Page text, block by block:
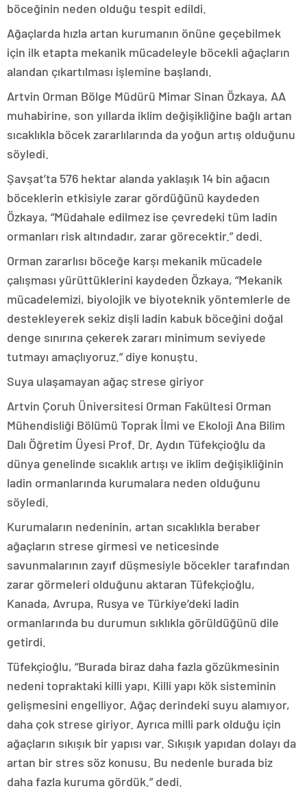
böceğinin neden olduğu tespit edildi.
Ağaçlarda hızla artan kurumanın önüne geçebilmek
için ilk etapta mekanik mücadeleyle böcekli ağaçların
alandan çıkartılması işlemine başlandı.
Artvin Orman Bölge Müdürü Mimar Sinan Özkaya, AA
muhabirine, son yıllarda iklim değişikliğine bağlı artan
sıcaklıkla böcek zararlılarında da yoğun artış olduğunu
söyledi.
Şavşat’ta 576 hektar alanda yaklaşık 14 bin ağacın
böceklerin etkisiyle zarar gördüğünü kaydeden
Özkaya, “Müdahale edilmez ise çevredeki tüm ladin
ormanları risk altındadır, zarar görecektir.” dedi.
Orman zararlısı böceğe karşı mekanik mücadele
çalışması yürüttüklerini kaydeden Özkaya, “Mekanik
mücadelemizi, biyolojik ve biyoteknik yöntemlerle de
destekleyerek sekiz dişli ladin kabuk böceğini doğal
denge sınırına çekerek zararı minimum seviyede
tutmayı amaçlıyoruz.” diye konuştu.
Suya ulaşamayan ağaç strese giriyor
Artvin Çoruh Üniversitesi Orman Fakültesi Orman
Mühendisliği Bölümü Toprak İlmi ve Ekoloji Ana Bilim
Dalı Öğretim Üyesi Prof. Dr. Aydın Tüfekçioğlu da
dünya genelinde sıcaklık artışı ve iklim değişikliğinin
ladin ormanlarında kurumalara neden olduğunu
söyledi.
Kurumaların nedeninin, artan sıcaklıkla beraber
ağaçların strese girmesi ve neticesinde
savunmalarının zayıf düşmesiyle böcekler tarafından
zarar görmeleri olduğunu aktaran Tüfekçioğlu,
Kanada, Avrupa, Rusya ve Türkiye’deki ladin
ormanlarında bu durumun sıklıkla görüldüğünü dile
getirdi.
Tüfekçioğlu, “Burada biraz daha fazla gözükmesinin
nedeni topraktaki killi yapı. Killi yapı kök sisteminin
gelişmesini engelliyor. Ağaç derindeki suyu alamıyor,
daha çok strese giriyor. Ayrıca milli park olduğu için
ağaçların sıkışık bir yapısı var. Sıkışık yapıdan dolayı da
artan bir stres söz konusu. Bu nedenle burada biz
daha fazla kuruma gördük.” dedi.